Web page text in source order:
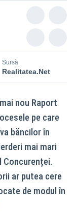
Sursă
Realitatea.Net
nou Raport
pe care
băncilor în
mai mari
Concurenței.
ar putea cere
de modul în